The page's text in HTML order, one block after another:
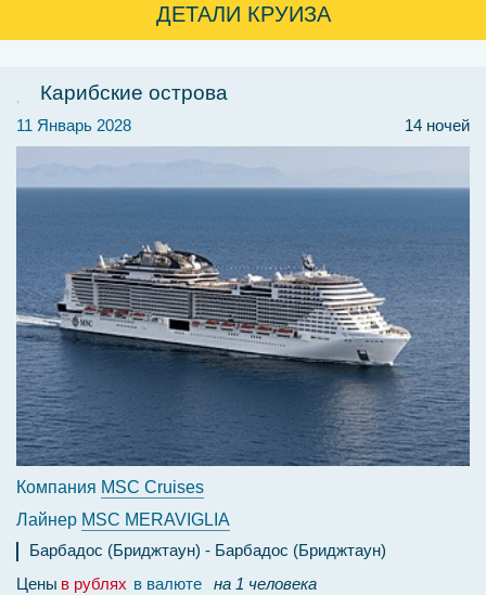
ДЕТАЛИ КРУИЗА
Карибские острова
14 ночей
11 Январь 2028
Компания MSC Cruises
Лайнер MSC MERAVIGLIA
Барбадос (Бриджтаун)
Барбадос (Бриджтаун)
Цены в рублях в валюте на 1 человека